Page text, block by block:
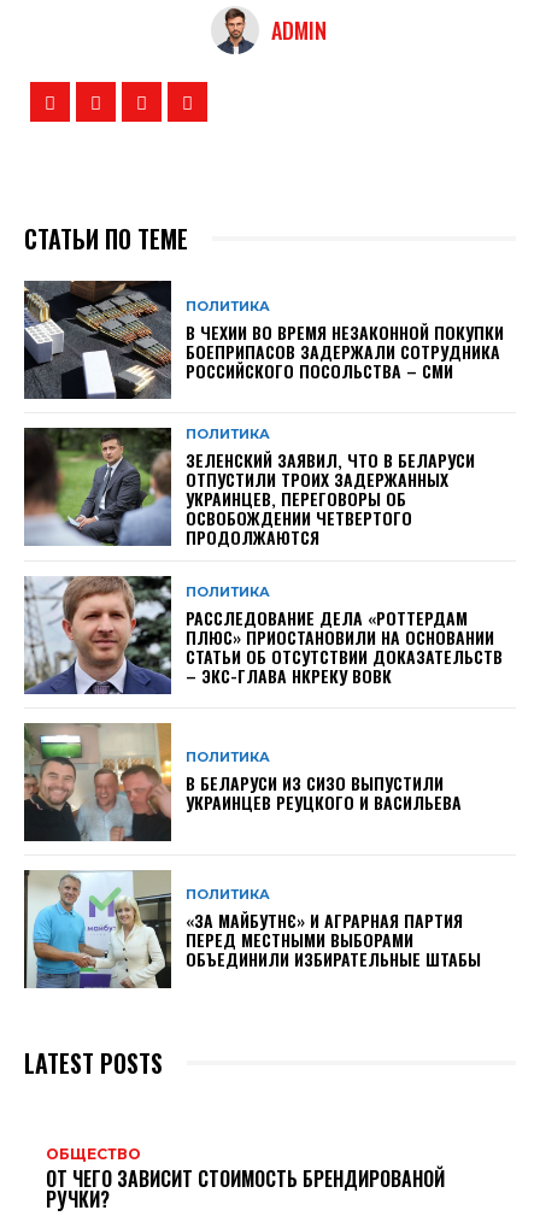
ADMIN
СТАТЬИ ПО ТЕМЕ
ПОЛИТИКА
В ЧЕХИИ ВО ВРЕМЯ НЕЗАКОННОЙ ПОКУПКИ
БОЕПРИПАСОВ ЗАДЕРЖАЛИ СОТРУДНИКА
РОССИЙСКОГО ПОСОЛЬСТВА – СМИ
ПОЛИТИКА
ЗЕЛЕНСКИЙ ЗАЯВИЛ, ЧТО В БЕЛАРУСИ
ОТПУСТИЛИ ТРОИХ ЗАДЕРЖАННЫХ
УКРАИНЦЕВ, ПЕРЕГОВОРЫ ОБ
ОСВОБОЖДЕНИИ ЧЕТВЕРТОГО
ПРОДОЛЖАЮТСЯ
ПОЛИТИКА
РАССЛЕДОВАНИЕ ДЕЛА «РОТТЕРДАМ
ПЛЮС» ПРИОСТАНОВИЛИ НА ОСНОВАНИИ
СТАТЬИ ОБ ОТСУТСТВИИ ДОКАЗАТЕЛЬСТВ
– ЭКС-ГЛАВА НКРЕКУ ВОВК
ПОЛИТИКА
В БЕЛАРУСИ ИЗ СИЗО ВЫПУСТИЛИ
УКРАИНЦЕВ РЕУЦКОГО И ВАСИЛЬЕВА
ПОЛИТИКА
«ЗА МАЙБУТНЄ» И АГРАРНАЯ ПАРТИЯ
ПЕРЕД МЕСТНЫМИ ВЫБОРАМИ
ОБЪЕДИНИЛИ ИЗБИРАТЕЛЬНЫЕ ШТАБЫ
LATEST POSTS
ОБЩЕСТВО
ОТ ЧЕГО ЗАВИСИТ СТОИМОСТЬ БРЕНДИРОВАНОЙ
РУЧКИ?